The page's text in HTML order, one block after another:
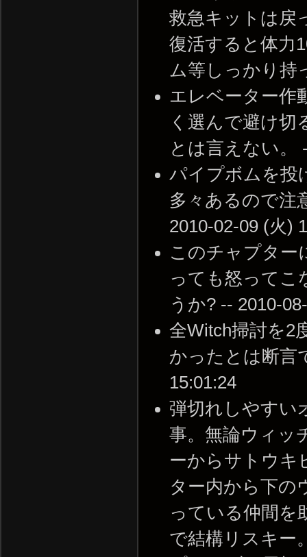
救急キットは戻
復活すると体力
ム等しっかり持
エレベーター作
く選んで避け切
とは言えない。
パイプボムを投
多々あるので注
2010-02-09 (火)
このチャプター
っても怒ってこ
うか? -- 2010-
全Witch掃討を2
かったとは断言
15:01:24
弾切れしやすい
事。無論ウィッ
ーからサトウキ
ター内から下の
っている仲間を
で結構リスキー